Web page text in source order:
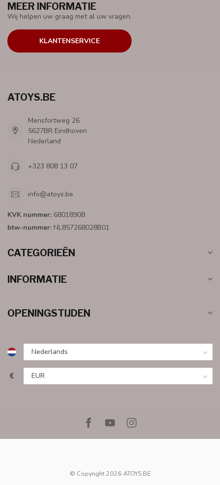
MEER INFORMATIE
Wij helpen uw graag met al uw vragen.
KLANTENSERVICE
ATOYS.BE
Mensfortweg 26
5627BR Eindhoven
Nederland
+323 808 13 07
info@atoys.be
KVK nummer: 68018908
btw-nummer: NL857268028B01
CATEGORIEËN
INFORMATIE
OPENINGSTIJDEN
€
© Copyright 2026 ATOYS.BE